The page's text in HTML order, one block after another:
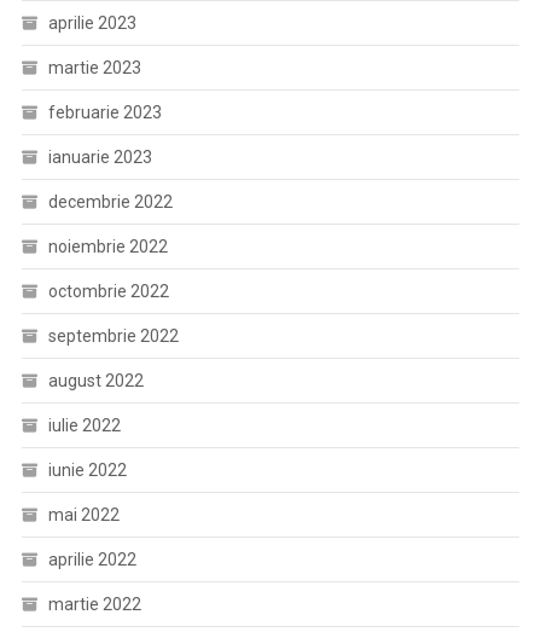
aprilie 2023
martie 2023
februarie 2023
ianuarie 2023
decembrie 2022
noiembrie 2022
octombrie 2022
septembrie 2022
august 2022
iulie 2022
iunie 2022
mai 2022
aprilie 2022
martie 2022